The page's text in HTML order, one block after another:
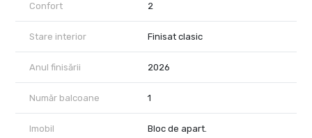
Confort 2
Stare interior Finisat clasic
Anul finisării 2026
Număr balcoane 1
Imobil Bloc de apart.